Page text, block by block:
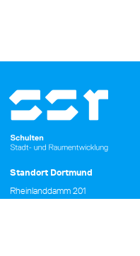
Standort Dortmund
Rheinlanddamm 201
44139 Dortmund